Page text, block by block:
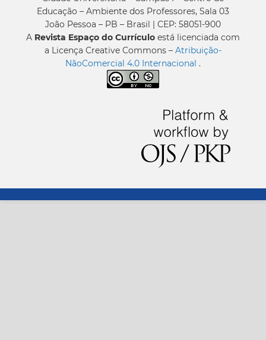
Educação – Ambiente dos Professores, Sala 03
João Pessoa – PB – Brasil | CEP: 58051-900
A Revista Espaço do Currículo está licenciada com
a Licença Creative Commons – Atribuição-
NãoComercial 4.0 Internacional .